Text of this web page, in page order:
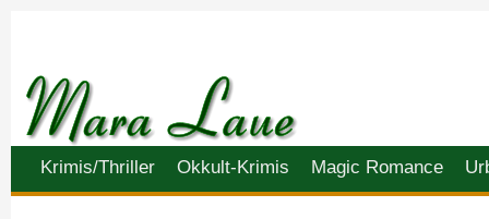
Navigation
überspringen
Krimis/Thriller Okkult-Krimis Magic Romance